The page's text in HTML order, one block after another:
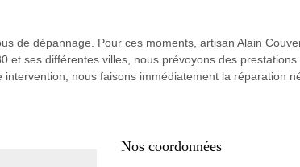
de dépannage. Pour ces moments, artisan Alain
ses différentes villes, nous prévoyons des
nous faisons immédiatement la réparation
Nos coordonnées